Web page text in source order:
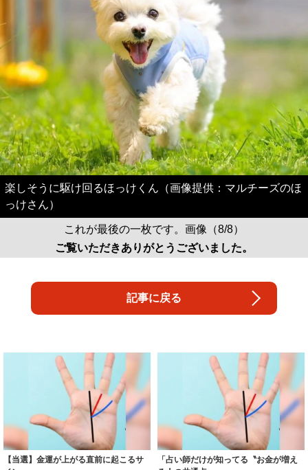
楽しそうに駆け回るほっけくん（画像提供：マルチーズのほ
っけさん）
これが最後の一枚です。画像（8/8）
ご覧いただきありがとうございました。
記事に戻る
【当選】金運が上がる直前に起こるサ
「占い師だけが知ってる〝お金が増え